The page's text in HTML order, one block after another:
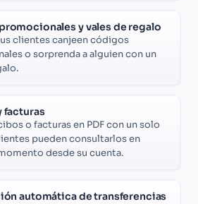
y vales de regalo
clientes canjeen códigos
o sorprenda a alguien con un
facturas
o facturas en PDF con un solo
pueden consultarlos en
desde su cuenta.
automática de transferencias